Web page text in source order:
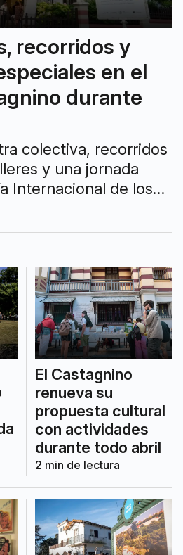
recorridos y
en el
durante
colectiva, recorridos
y una jornada
Internacional de los
El Castagnino
renueva su
propuesta cultural
con actividades
durante todo abril
2 min de lectura